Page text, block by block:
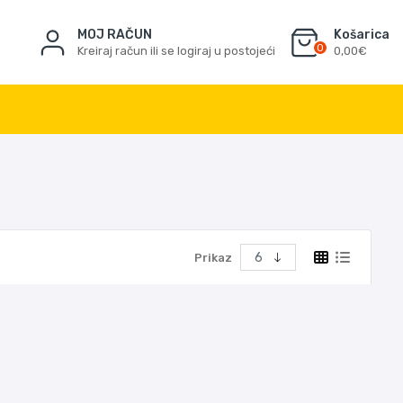
MOJ RAČUN
Kreiraj račun ili se logiraj u postojeći 0
Košarica
0,00€
Prikaz